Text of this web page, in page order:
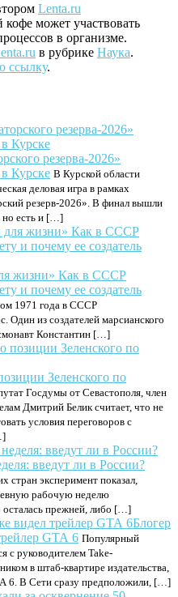
Lenta.ru
может участвовать
в организме.
в рубрике Наука.
ссылку.
резерва‑2026»
Курске В Курской области
деловая игра в рамках
резерв‑2026». В финал вышли
но есть и […]
жизни» Как в СССР
и почему ее создатель
1971 года в СССР
Один из создателей марсианского
Константин […]
Зеленского по
Госдумы от Севастополя, член
Дмитрий Белик считает, что не
условия переговоров с
введут ли в России?
стран эксперимент показал,
рабочую неделю
осталась прежней, либо […]
Блогер
GTA 6 Популярный
с руководителем Take-
в штаб-квартире издательства,
6. В Сети сразу предположили, […]